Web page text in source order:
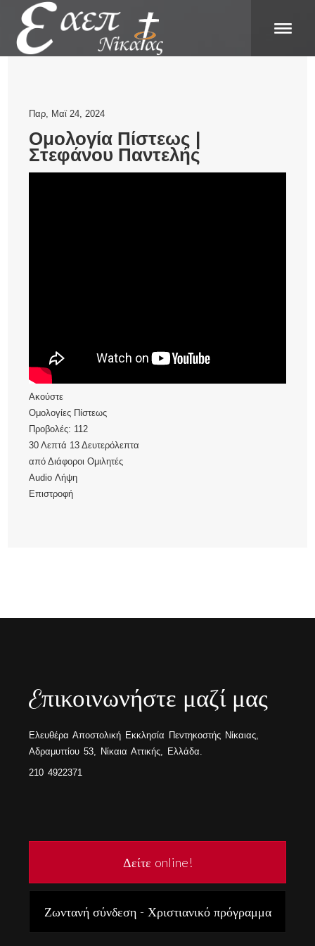
Παρ, Μαϊ 24, 2024
Ομολογία Πίστεως |
Στεφάνου Παντελής
Ακούστε
Ομολογίες Πίστεως
Προβολές: 112
30 Λεπτά 13 Δευτερόλεπτα
απόΔιάφοροι Ομιλητές
Audio Λήψη
Επιστροφή
Eπικοινωνήστε μαζί μας
Ελευθέρα Αποστολική Εκκλησία Πεντηκοστής Νίκαιας,
Αδραμυττίου 53, Νίκαια Αττικής, Ελλάδα.
210 4922371
Δείτε online!
Ζωντανή σύνδεση - Χριστιανικό πρόγραμμα